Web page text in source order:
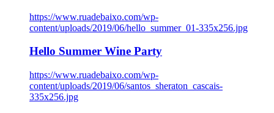
https://www.ruadebaixo.com/wp-
content/uploads/2019/06/hello_summer_01-335x256.jpg
Hello Summer Wine Party
https://www.ruadebaixo.com/wp-
content/uploads/2019/06/santos_sheraton_cascais-
335x256.jpg